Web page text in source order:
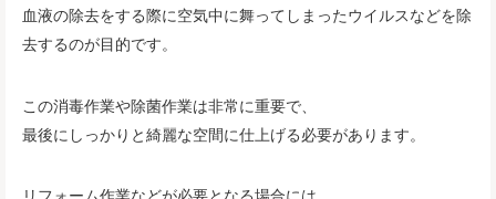
血液の除去をする際に空気中に舞ってしまったウイルスなどを除
去するのが目的です。
この消毒作業や除菌作業は非常に重要で、
最後にしっかりと綺麗な空間に仕上げる必要があります。